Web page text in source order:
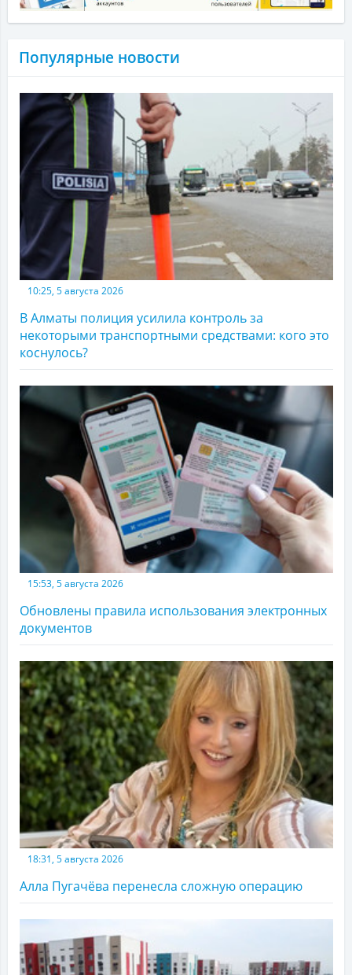
Популярные новости
10:25, 5 августа 2026
В Алматы полиция усилила контроль за
некоторыми транспортными средствами: кого это
коснулось?
15:53, 5 августа 2026
Обновлены правила использования электронных
документов
18:31, 5 августа 2026
Алла Пугачёва перенесла сложную операцию